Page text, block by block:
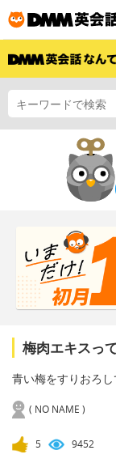
梅肉エキスっ
青い梅をすりおろし
( NO NAME )
5 9452